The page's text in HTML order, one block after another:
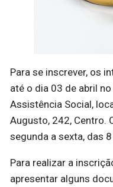
Para se inscrever, os
até o dia 03 de abril
Assistência Social,
Augusto, 242, Centro.
segunda a sexta, das
Para realizar a
apresentar alguns